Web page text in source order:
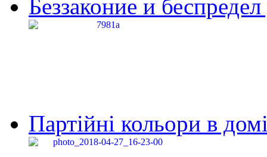
Беззаконие и
Партійні кольори в